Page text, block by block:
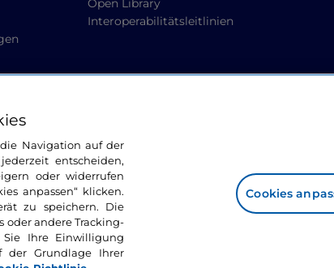
Open Library
Interoperabilitätsleitlinien
Navigation auf der
entscheiden,
oder widerrufen
anpassen“ klicken.
zu speichern. Die
oder andere Tracking-
Sie Ihre Einwilligung
der Grundlage Ihrer
Cookies